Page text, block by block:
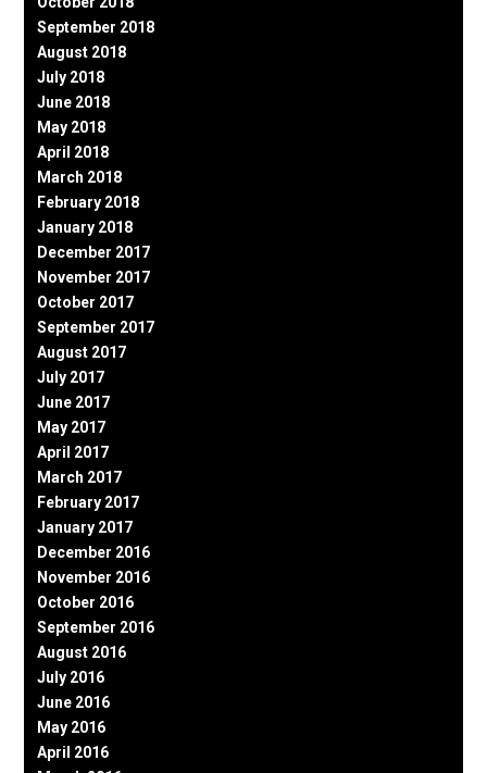
September 2018
August 2018
July 2018
June 2018
May 2018
April 2018
March 2018
February 2018
January 2018
December 2017
November 2017
October 2017
September 2017
August 2017
July 2017
June 2017
May 2017
April 2017
March 2017
February 2017
January 2017
December 2016
November 2016
October 2016
September 2016
August 2016
July 2016
June 2016
May 2016
April 2016